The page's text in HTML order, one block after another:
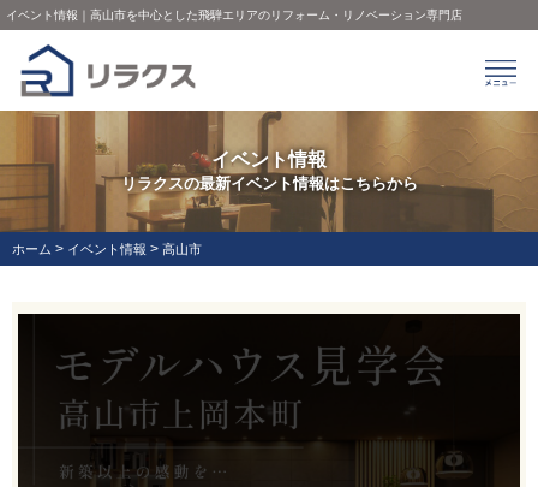
イベント情報｜高山市を中心とした飛騨エリアのリフォーム・リノベーション専門店
イベント情報
リラクスの最新イベント情報はこちらから
ホーム > イベント情報 > 高山市